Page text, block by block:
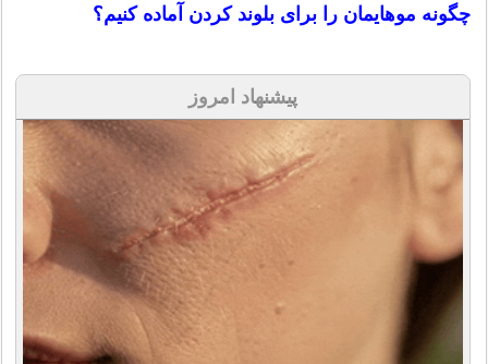
چگونه موهایمان را برای بلوند کردن آماده کنیم؟
پیشنهاد امروز